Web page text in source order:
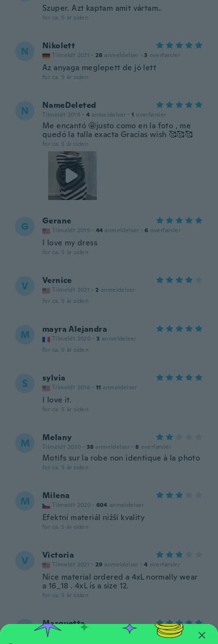
Szuper. Azt kaptam amit vártam..
for ca. 5 år siden
N Nikolett
Tilmeldt 2021 · 28 anmeldelser · 3 overførsler
Az anyaga meglepett de jó lett
for ca. 5 år siden
N NameDeleted
Tilmeldt 2019 · 4 anmeldelser · 1 overførsler
Me encantó 🤩justo como en la foto , me
quedó la talla exacta Gracias wish 🥰🥰🥰
for ca. 5 år siden
G Gerane
Tilmeldt 2019 · 44 anmeldelser · 6 overførsler
I love my dress
for ca. 5 år siden
V Vernice
Tilmeldt 2021 · 2 anmeldelser
for ca. 5 år siden
M mayra Alejandra
Tilmeldt 2020 · 3 anmeldelser
for ca. 5 år siden
S sylvia
Tilmeldt 2016 · 11 anmeldelser
I love it.
for ca. 5 år siden
M Melany
Tilmeldt 2020 · 38 anmeldelser · 8 overførsler
Motifs sur la robe non identique à la photo
for ca. 5 år siden
M Milena
Tilmeldt 2020 · 604 anmeldelser
Efektní materiál nižší kvality
for ca. 5 år siden
V Victoria
Tilmeldt 2021 · 29 anmeldelser · 4 overførsler
Nice material ordered a 4xL normally wear
a 16_18 . 4xL is a size 12.
for ca. 5 år siden
Marquetta
Tilmeldt 2014 anmeldelser